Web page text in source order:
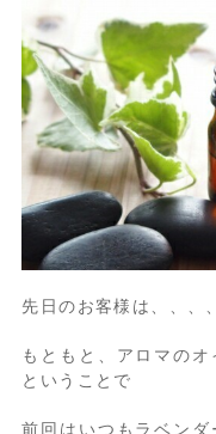
先日のお客様は、、、
もともと、アロマの
ということで
前回はいつもラベン